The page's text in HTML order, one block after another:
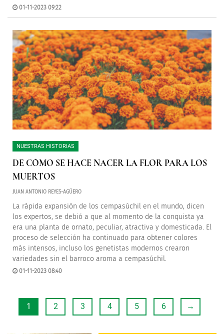
01-11-2023 09:22
NUESTRAS HISTORIAS
DE CÓMO SE HACE NACER LA FLOR PARA LOS
MUERTOS
JUAN ANTONIO REYES-AGÜERO
La rápida expansión de los cempasúchil en el mundo, dicen
los expertos, se debió a que al momento de la conquista ya
era una planta de ornato, peculiar, atractiva y domesticada. El
proceso de selección ha continuado para obtener colores
más intensos, incluso los genetistas modernos crearon
variedades sin el barroco aroma a cempasúchil.
01-11-2023 08:40
1 2 3 4 5 6 →